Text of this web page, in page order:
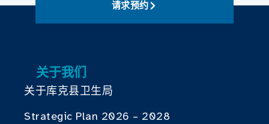
请求预约
关于我们
关于库克县卫生局
Strategic Plan 2026 – 2028